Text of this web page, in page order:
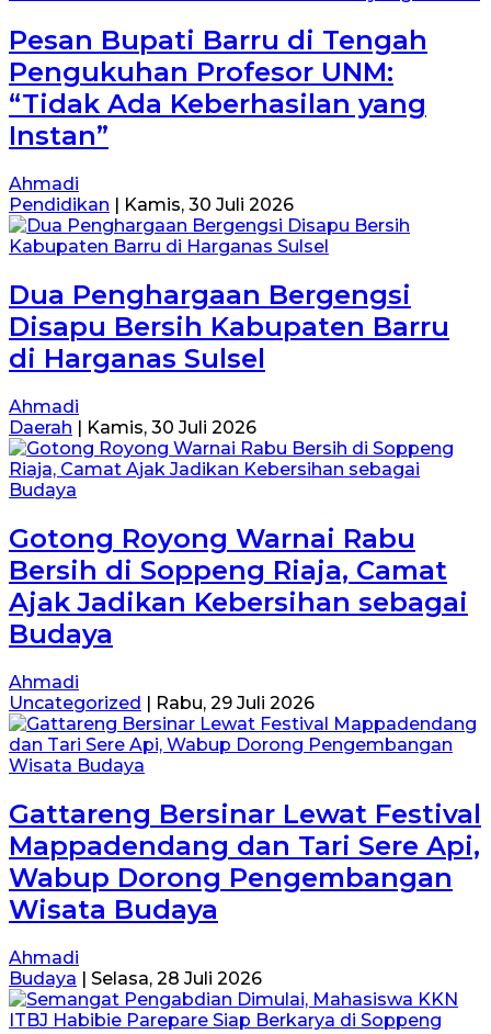
Pesan Bupati Barru di Tengah
Pengukuhan Profesor UNM:
“Tidak Ada Keberhasilan yang
Instan”
Ahmadi
Pendidikan
Kamis, 30 Juli 2026
Dua Penghargaan Bergengsi
Disapu Bersih Kabupaten Barru
di Harganas Sulsel
Ahmadi
Daerah | Kamis, 30 Juli 2026
Gotong Royong Warnai Rabu
Bersih di Soppeng Riaja, Camat
Ajak Jadikan Kebersihan sebagai
Budaya
Ahmadi
Uncategorized | Rabu, 29 Juli 2026
Gattareng Bersinar Lewat Festival
Mappadendang dan Tari Sere Api,
Wabup Dorong Pengembangan
Wisata Budaya
Ahmadi
Budaya | Selasa, 28 Juli 2026